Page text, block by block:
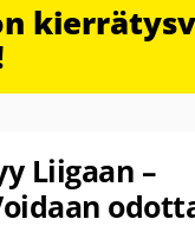
Liigaan –